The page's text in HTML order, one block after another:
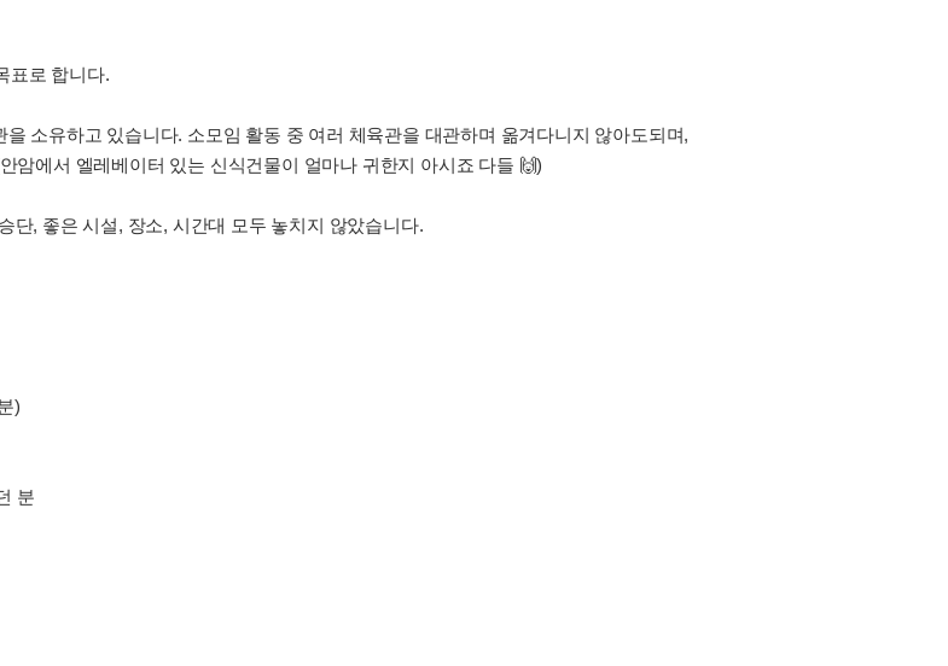
표로 합니다.
소유하고 있습니다. 소모임 활동 중 여러 체육관을 대관하며 옮겨다니지 않아도되며,
암에서 엘레베이터 있는 신식건물이 얼마나 귀한지 아시죠 다들 🙌)
단, 좋은 시설, 장소, 시간대 모두 놓치지 않았습니다.
)
분